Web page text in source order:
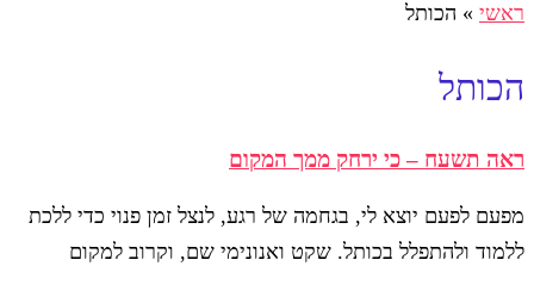
ראשי » הכותל
הכותל
ראה תשעח – כי ירחק ממך המקום
מפעם לפעם יוצא לי, בגחמה של רגע, לנצל זמן פנוי כדי ללכת
ללמוד ולהתפלל בכותל. שקט ואנונימי שם, וקרוב למקום